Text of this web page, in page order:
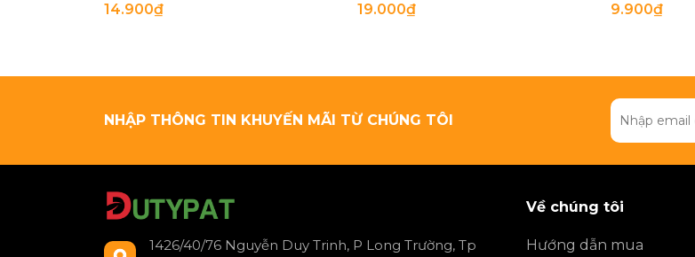
14.900₫ 19.000₫ 9.900₫
NHẬP THÔNG TIN KHUYẾN MÃI TỪ CHÚNG TÔI
1426/40/76 Nguyễn Duy Trinh, P Long Trường, Tp
Về chúng tôi
Hướng dẫn mua